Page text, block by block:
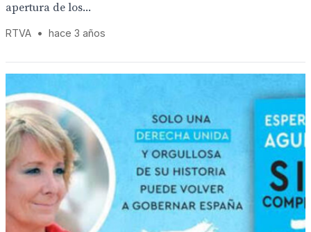
apertura de los...
RTVA • hace 3 años